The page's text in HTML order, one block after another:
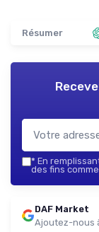
Résumer
* En
des fins
DAF Market
Ajoutez-nous